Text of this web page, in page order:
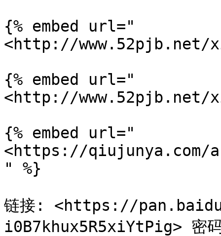
{% embed url="
<http://www.52pjb.net/
{% embed url="
<http://
{% embed url="
<https://qiujunya.com/
" %}
链接: <https://
i0B7khux5R5xiYtPig> 密